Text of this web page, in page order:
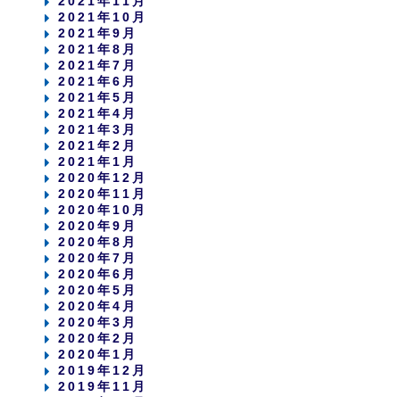
2021年10月
2021年9月
2021年8月
2021年7月
2021年6月
2021年5月
2021年4月
2021年3月
2021年2月
2021年1月
2020年12月
2020年11月
2020年10月
2020年9月
2020年8月
2020年7月
2020年6月
2020年5月
2020年4月
2020年3月
2020年2月
2020年1月
2019年12月
2019年11月